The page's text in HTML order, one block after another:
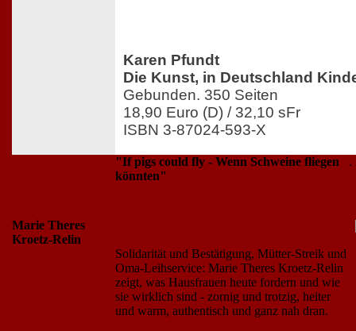
Karen Pfundt
Die Kunst, in Deutschland
Gebunden. 350 Seiten
18,90 Euro (D) / 32,10 sFr
ISBN 3-87024-593-X
"If pigs could fly - Wenn Schweine fliegen
könnten"
.
Marie Theres
Kroetz-Relin
Solidarität und Bestätigung, Mütter-Streik und
Oma-Leihservice: Marie Theres Kroetz-Relin
zeigt, was Hausfrauen heute fordern und wie
sie wirklich sind - zornig und trotzig, heiter
und warm, authentisch und ganz nah dran.